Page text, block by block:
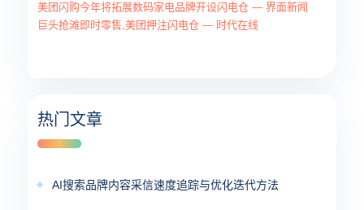
美团闪购今年将拓展数码家电品牌开设闪电仓 — 界面新闻
巨头抢滩即时零售,美团押注闪电仓 — 时代在线
热门文章
AI搜索品牌内容采信速度追踪与优化迭代方法